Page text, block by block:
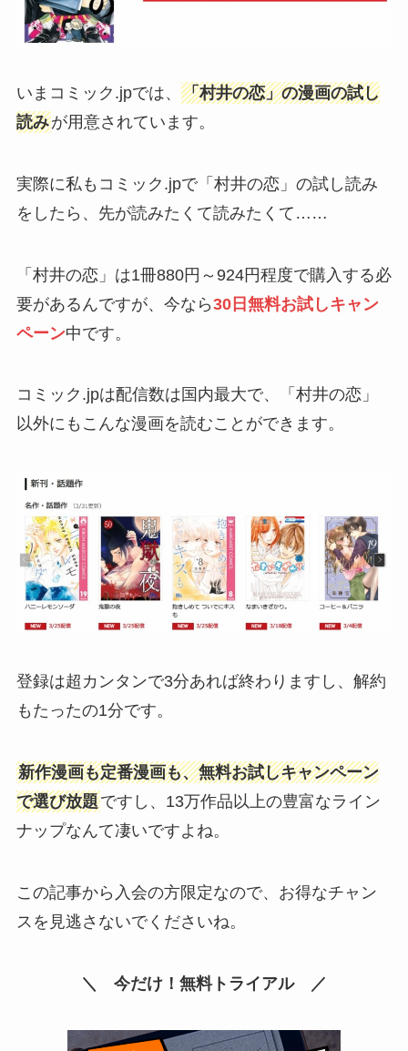
いまコミック.jpでは、 「村井の恋」の漫画の試し
読みが用意されています。
実際に私もコミック.jpで「村井の恋」の試し読み
をしたら、先が読みたくて読みたくて……
「村井の恋」は1冊880円～924円程度で購入する必
要があるんですが、今なら30日無料お試しキャン
ペーン中です。
コミック.jpは配信数は国内最大で、「村井の恋」
以外にもこんな漫画を読むことができます。
登録は超カンタンで3分あれば終わりますし、解約
もたったの1分です。
新作漫画も定番漫画も、無料お試しキャンペーン
で選び放題ですし、13万作品以上の豊富なライン
ナップなんて凄いですよね。
この記事から入会の方限定なので、お得なチャン
スを見逃さないでくださいね。
＼ 今だけ！無料トライアル ／